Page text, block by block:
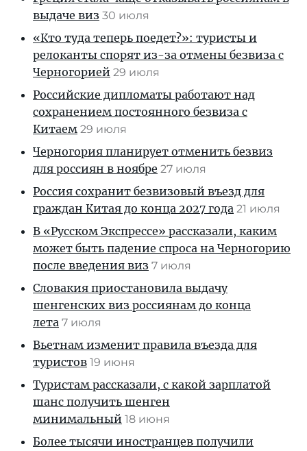
выдаче виз 30 июля
«Кто туда теперь поедет?»: туристы и
релоканты спорят из-за отмены безвиза с
Черногорией 29 июля
Российские дипломаты работают над
сохранением постоянного безвиза с
Китаем 29 июля
Черногория планирует отменить безвиз
для россиян в ноябре 27 июля
Россия сохранит безвизовый въезд для
граждан Китая до конца 2027 года 21 июля
В «Русском Экспрессе» рассказали, каким
может быть падение спроса на Черногорию
после введения виз 7 июля
Словакия приостановила выдачу
шенгенских виз россиянам до конца
лета 7 июля
Вьетнам изменит правила въезда для
туристов 19 июня
Туристам рассказали, с какой зарплатой
шанс получить шенген
минимальный 18 июня
Более тысячи иностранцев получили